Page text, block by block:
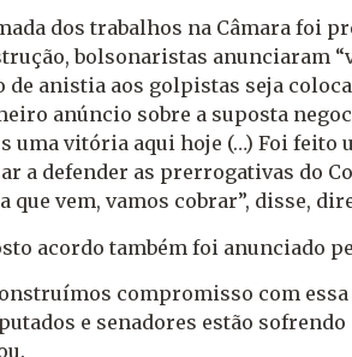
dos trabalhos na Câmara foi
bolsonaristas anunciaram
de anistia aos golpistas seja
anúncio sobre a suposta
uma vitória aqui hoje (…) Foi feito
a defender as prerrogativas do
que vem, vamos cobrar”, disse,
acordo também foi anunciado
compromisso com
e senadores estão